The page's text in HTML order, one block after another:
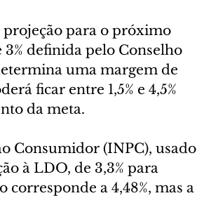
projeção para o próximo
definida pelo Conselho
uma margem de
ficar entre 1,5% e 4,5%
da meta.
Consumidor (INPC), usado
à LDO, de 3,3% para
corresponde a 4,48%, mas a